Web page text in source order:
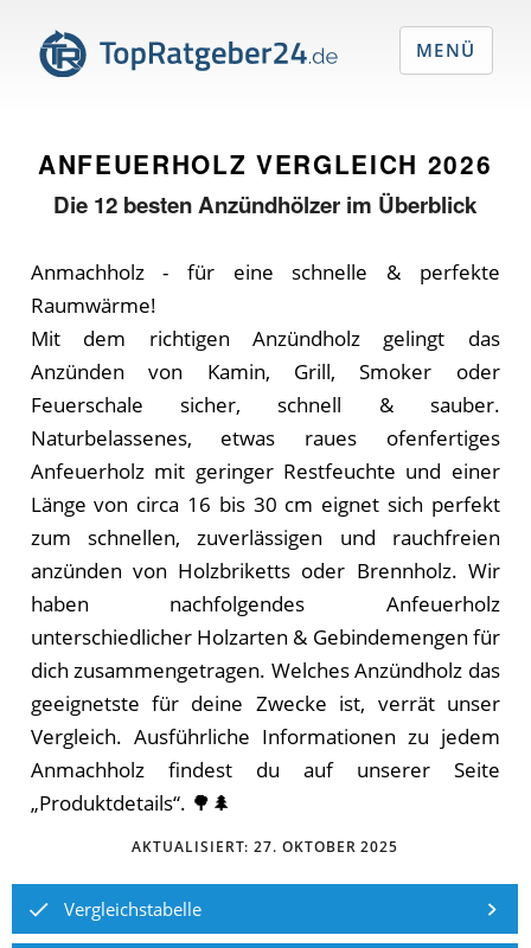
ANFEUERHOLZ VERGLEICH 2026
Die 12 besten Anzündhölzer im Überblick
Anmachholz - für eine schnelle & perfekte
Raumwärme!
Mit dem richtigen Anzündholz gelingt das
Anzünden von Kamin, Grill, Smoker oder
Feuerschale sicher, schnell & sauber.
Naturbelassenes, etwas raues ofenfertiges
Anfeuerholz mit geringer Restfeuchte und einer
Länge von circa 16 bis 30 cm eignet sich perfekt
zum schnellen, zuverlässigen und rauchfreien
anzünden von Holzbriketts oder Brennholz. Wir
haben nachfolgendes Anfeuerholz
unterschiedlicher Holzarten & Gebindemengen für
dich zusammengetragen. Welches Anzündholz das
geeignetste für deine Zwecke ist, verrät unser
Vergleich. Ausführliche Informationen zu jedem
Anmachholz findest du auf unserer Seite
„Produktdetails“. 🌳🌲
AKTUALISIERT:27. OKTOBER 2025
Vergleichstabelle
MENÜ